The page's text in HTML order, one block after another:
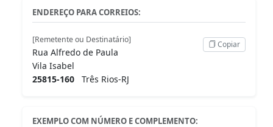
ENDEREÇO PARA CORREIOS:
[Remetente ou Destinatário]
Rua Alfredo de Paula
Vila Isabel
25815-160 Três Rios-RJ
Copiar
EXEMPLO COM NÚMERO E COMPLEMENTO: